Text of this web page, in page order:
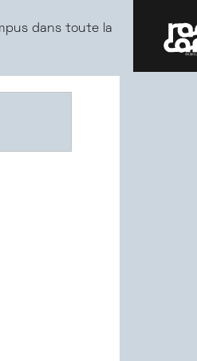
dans toute la